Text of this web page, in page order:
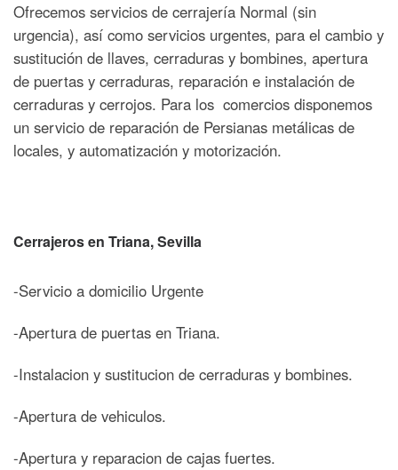
Ofrecemos servicios de cerrajería Normal (sin
urgencia), así como servicios urgentes, para el cambio y
sustitución de llaves, cerraduras y bombines, apertura
de puertas y cerraduras, reparación e instalación de
cerraduras y cerrojos. Para los comercios disponemos
un servicio de reparación de Persianas metálicas de
locales, y automatización y motorización.
Cerrajeros en Triana, Sevilla
-Servicio a domicilio Urgente
-Apertura de puertas en Triana.
-Instalacion y sustitucion de cerraduras y bombines.
-Apertura de vehiculos.
-Apertura y reparacion de cajas fuertes.